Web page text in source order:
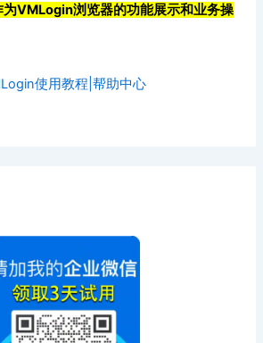
VMLogin浏览器的功能展示和业务操
使用教程|帮助中心